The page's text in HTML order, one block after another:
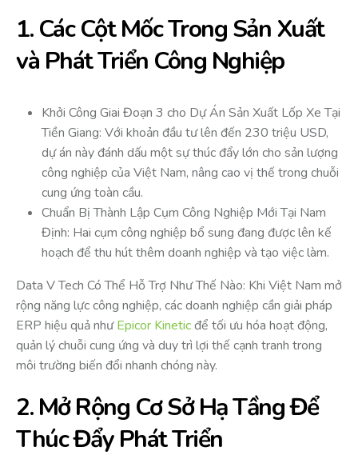
1. Các Cột Mốc Trong Sản Xuất
và Phát Triển Công Nghiệp
Khởi Công Giai Đoạn 3 cho Dự Án Sản Xuất Lốp Xe Tại
Tiền Giang: Với khoản đầu tư lên đến 230 triệu USD,
dự án này đánh dấu một sự thúc đẩy lớn cho sản lượng
công nghiệp của Việt Nam, nâng cao vị thế trong chuỗi
cung ứng toàn cầu.
Chuẩn Bị Thành Lập Cụm Công Nghiệp Mới Tại Nam
Định: Hai cụm công nghiệp bổ sung đang được lên kế
hoạch để thu hút thêm doanh nghiệp và tạo việc làm.
Data V Tech Có Thể Hỗ Trợ Như Thế Nào: Khi Việt Nam mở
rộng năng lực công nghiệp, các doanh nghiệp cần giải pháp
ERP hiệu quả nhưEpicor Kineticđể tối ưu hóa hoạt động,
quản lý chuỗi cung ứng và duy trì lợi thế cạnh tranh trong
môi trường biến đổi nhanh chóng này.
2. Mở Rộng Cơ Sở Hạ Tầng Để
Thúc Đẩy Phát Triển